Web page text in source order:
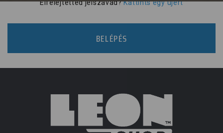
Elfelejtetted jelszavad?Kattints egy újért
BELÉPÉS